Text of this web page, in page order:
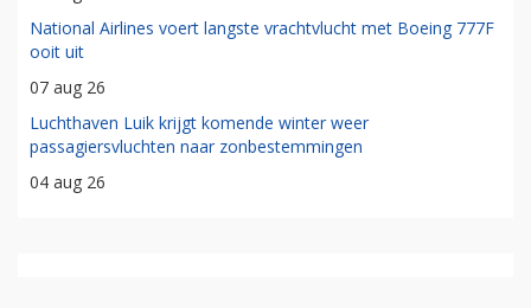
National Airlines voert langste vrachtvlucht met Boeing 777F
ooit uit
07 aug 26
Luchthaven Luik krijgt komende winter weer
passagiersvluchten naar zonbestemmingen
04 aug 26